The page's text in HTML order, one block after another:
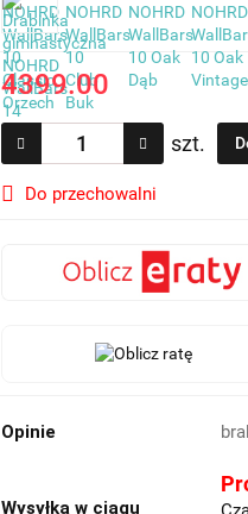
4399.00
szt.
Do przechowalni
Opinie
Wysyłka w ciągu